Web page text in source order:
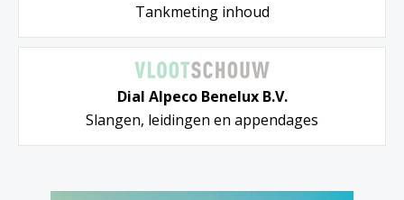
Tankmeting inhoud
Dial Alpeco Benelux B.V.
Slangen, leidingen en appendages